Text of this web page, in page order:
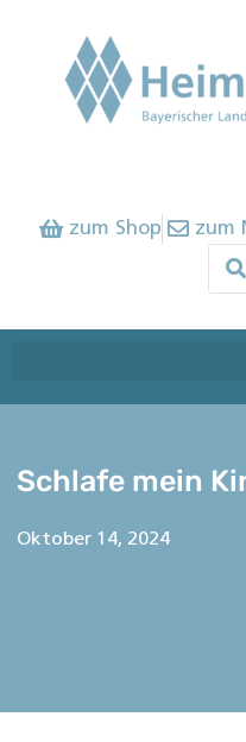
zum Shop zum
Schlafe mein
Oktober 14, 2024